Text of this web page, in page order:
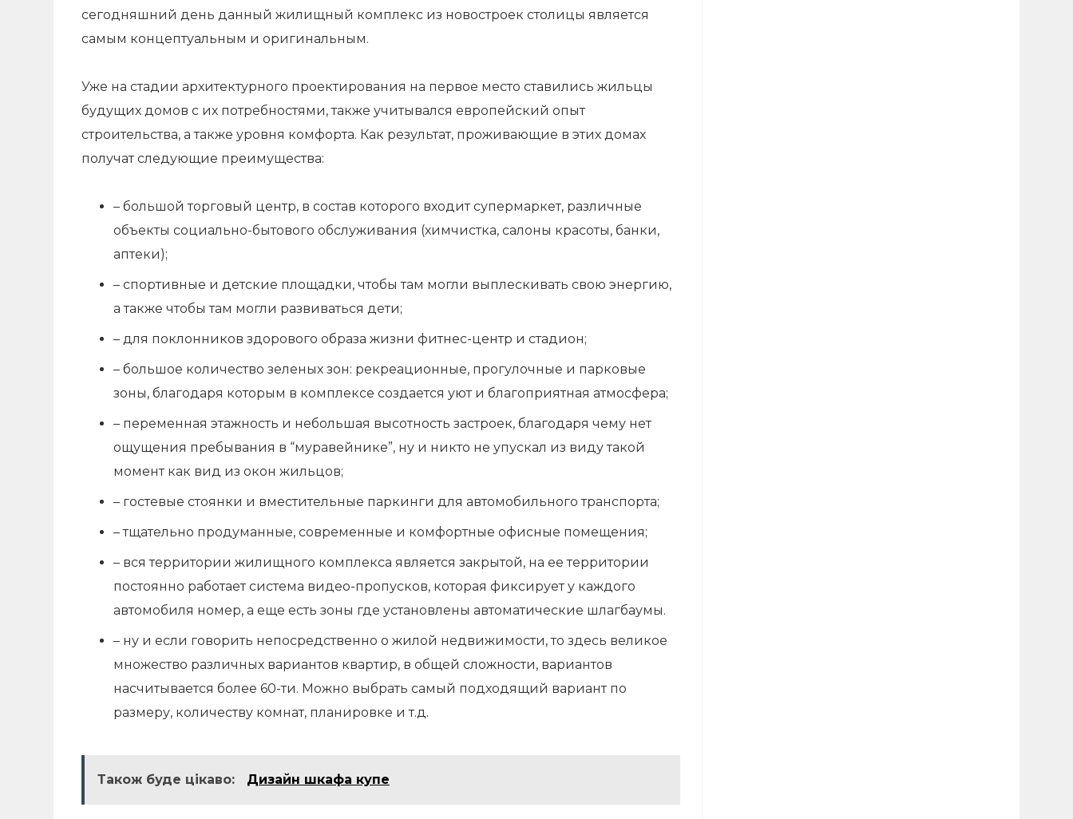
сегодняшний день данный жилищный комплекс из новостроек столицы является
самым концептуальным и оригинальным.
Уже на стадии архитектурного проектирования на первое место ставились жильцы
будущих домов с их потребностями, также учитывался европейский опыт
строительства, а также уровня комфорта. Как результат, проживающие в этих домах
получат следующие преимущества:
– большой торговый центр, в состав которого входит супермаркет, различные
объекты социально-бытового обслуживания (химчистка, салоны красоты, банки,
аптеки);
– спортивные и детские площадки, чтобы там могли выплескивать свою энергию,
а также чтобы там могли развиваться дети;
– для поклонников здорового образа жизни фитнес-центр и стадион;
– большое количество зеленых зон: рекреационные, прогулочные и парковые
зоны, благодаря которым в комплексе создается уют и благоприятная атмосфера;
– переменная этажность и небольшая высотность застроек, благодаря чему нет
ощущения пребывания в “муравейнике”, ну и никто не упускал из виду такой
момент как вид из окон жильцов;
– гостевые стоянки и вместительные паркинги для автомобильного транспорта;
– тщательно продуманные, современные и комфортные офисные помещения;
– вся территории жилищного комплекса является закрытой, на ее территории
постоянно работает система видео-пропусков, которая фиксирует у каждого
автомобиля номер, а еще есть зоны где установлены автоматические шлагбаумы.
– ну и если говорить непосредственно о жилой недвижимости, то здесь великое
множество различных вариантов квартир, в общей сложности, вариантов
насчитывается более 60-ти. Можно выбрать самый подходящий вариант по
размеру, количеству комнат, планировке и т.д.
Також буде цікаво: Дизайн шкафа купе